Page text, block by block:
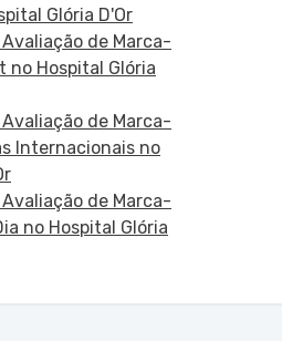
Glória D'Or
de Marca-
no Hospital Glória
de Marca-
Internacionais no
de Marca-
no Hospital Glória